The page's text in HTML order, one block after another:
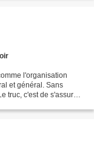
l'organisation
et général. Sans
truc, c'est de s'assurer